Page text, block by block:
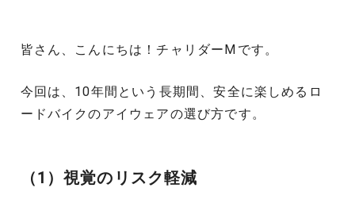
皆さん、こんにちは！チャリダーⅯです。
今回は、10年間という長期間、安全に楽しめるロ
ードバイクのアイウェアの選び方です。
（1）視覚のリスク軽減